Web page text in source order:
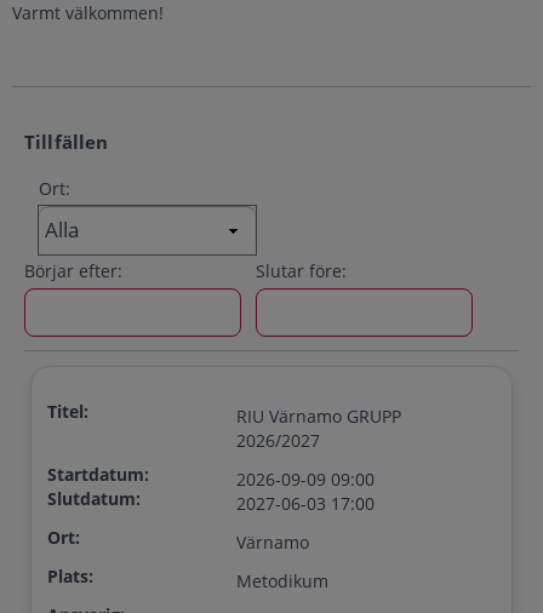
Varmt välkommen!
Tillfällen
Ort:
Börjar efter: Slutar före:
Titel:
RIU Värnamo GRUPP
2026/2027
Startdatum:
Slutdatum:
2026-09-09 09:00
2027-06-03 17:00
Ort:
Värnamo
Plats:
Metodikum